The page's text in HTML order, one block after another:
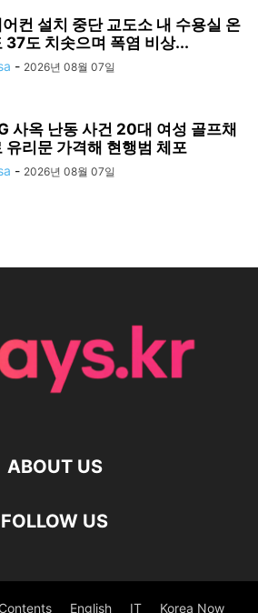
어컨 설치 중단 교도소 내 수용실 온
37도 치솟으며 폭염 비상...
- 2026년 08월 07일
사옥 난동 사건 20대 여성 골프채
유리문 가격해 현행범 체포
- 2026년 08월 07일
ABOUT US
FOLLOW US
Contents English IT Korea Now